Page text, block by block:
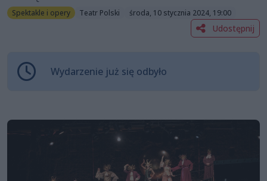
Spektakle i opery Teatr Polski środa, 10 stycznia 2024, 19:00
Udostępnij
Wydarzenie już się odbyło